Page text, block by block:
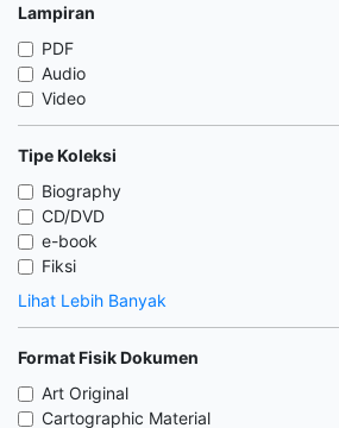
Lampiran
PDF
Audio
Video
Tipe Koleksi
Biography
CD/DVD
e-book
Fiksi
Lihat Lebih Banyak
Format Fisik Dokumen
Art Original
Cartographic Material